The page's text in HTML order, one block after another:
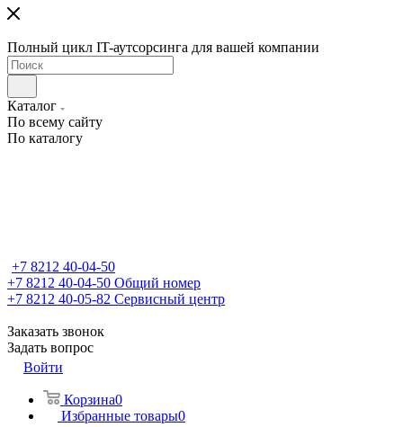
Полный цикл IT-аутсорсинга для вашей компании
Каталог
По всему сайту
По каталогу
+7 8212 40-04-50
+7 8212 40-04-50 Общий номер
+7 8212 40-05-82 Сервисный центр
Заказать звонок
Задать вопрос
Войти
Корзина0
Избранные товары0